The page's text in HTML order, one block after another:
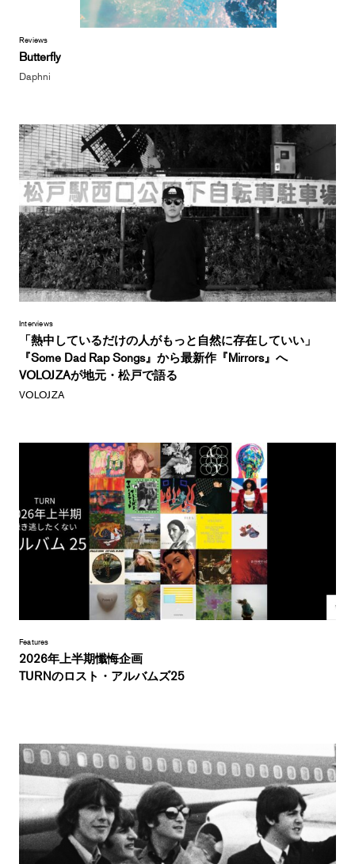
Reviews
Butterfly
Daphni
Interviews
「熱中しているだけの人がもっと自然に存在していい」
『Some Dad Rap Songs』から最新作『Mirrors』へ
VOLOJZAが地元・松戸で語る
VOLOJZA
Features
2026年上半期懺悔企画
TURNのロスト・アルバムズ25